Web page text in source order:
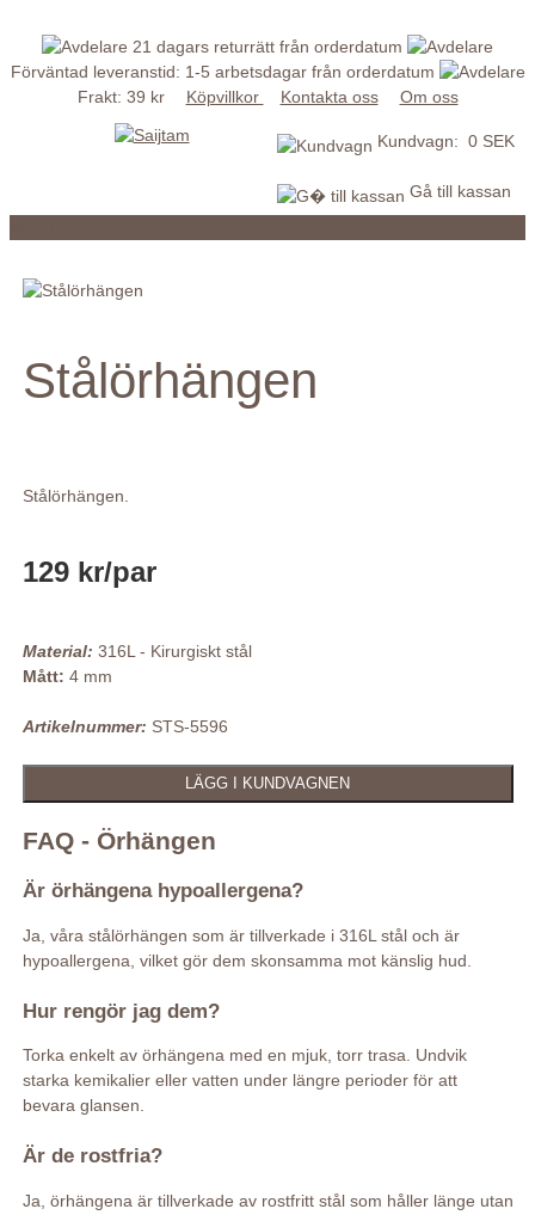
21 dagars returrätt från orderdatum
Förväntad leveranstid: 1-5 arbetsdagar från orderdatum
Frakt: 39 kr
Köpvillkor Kontakta oss Om oss
Kundvagn: 0 SEK
Gå till kassan
Stålörhängen
Stålörhängen.
129 kr/par
Material: 316L - Kirurgiskt stål
Mått: 4 mm
Artikelnummer: STS-5596
FAQ - Örhängen
Är örhängena hypoallergena?
Ja, våra stålörhängen som är tillverkade i 316L stål och är
hypoallergena, vilket gör dem skonsamma mot känslig hud.
Hur rengör jag dem?
Torka enkelt av örhängena med en mjuk, torr trasa. Undvik
starka kemikalier eller vatten under längre perioder för att
bevara glansen.
Är de rostfria?
Ja, örhängena är tillverkade av rostfritt stål som håller länge utan